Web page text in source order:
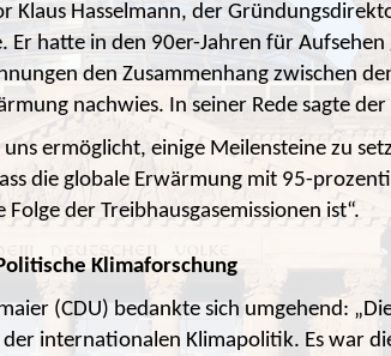
Klaus Hasselmann, der
hatte in den 90er-Jahren für Aufsehen
den Zusammenhang zwischen
nachwies. In seiner Rede sagte der
ermöglicht, einige Meilensteine zu
die globale Erwärmung mit 95-
der Treibhausgasemissionen ist“.
Klimaforschung
(CDU) bedankte sich umgehend:
internationalen Klimapolitik. Es war